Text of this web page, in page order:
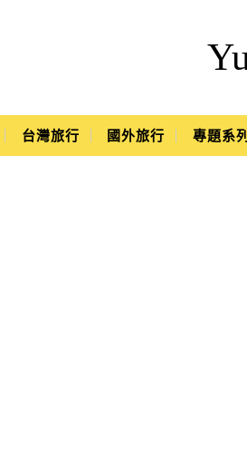
台灣旅行 國外旅行 專題系列